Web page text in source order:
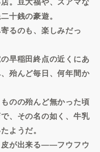
十銭の豪遊。
るのも、楽しみだっ
早稲田終点の近くにあ
殆んど毎日、何年間か
のの殆んど無かった頃
、その名の如く、牛乳
ようだ。
が出来る――フウフウ